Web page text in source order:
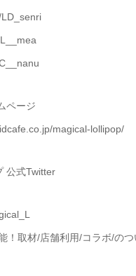
ページ
magical-lollipop/
公式Twitter
！取材/店舗利用/コラボ/のつ